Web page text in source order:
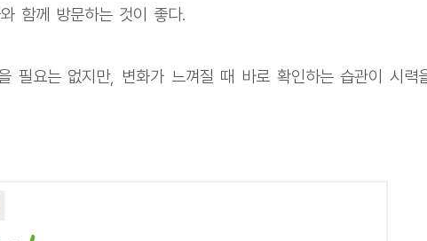
함께 방문하는 것이 좋다.
필요는 없지만, 변화가 느껴질 때 바로 확인하는 습관이 시력